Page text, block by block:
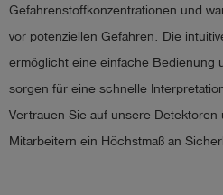
Gefahrenstoffkonzentrationen und
vor potenziellen Gefahren. Die
ermöglicht eine einfache Bedienung
sorgen für eine schnelle
Vertrauen Sie auf unsere Detektoren
Mitarbeitern ein Höchstmaß an